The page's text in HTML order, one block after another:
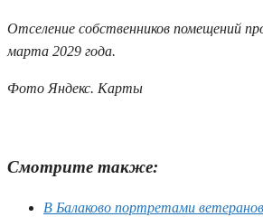
Отселение собственников помещений
марта 2029 года.
Фото Яндекс. Карты
Смотрите также:
В Балаково портретами